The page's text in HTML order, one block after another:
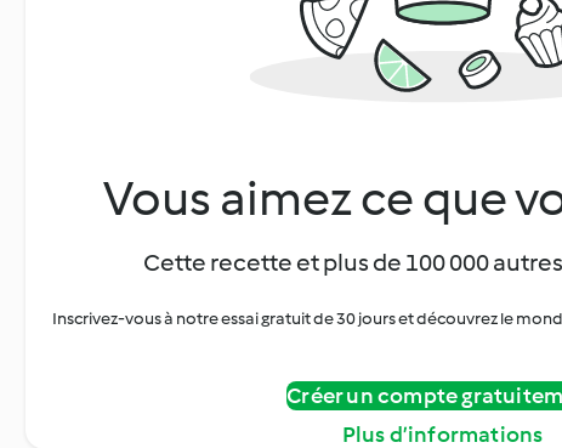
Vous aimez ce que
Cette recette et plus de 100 000
Inscrivez-vous à notre essai gratuit de 30 jours et découvrez le
Créer un compte
Plus d’informations